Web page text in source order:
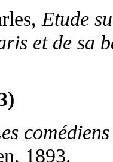
Etude
et de sa
1893.